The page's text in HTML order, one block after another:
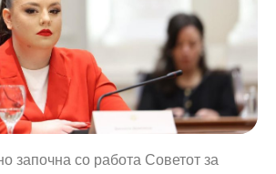
започна со работа Советот за